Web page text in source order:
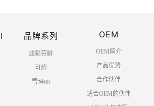
品牌系列
炫彩芬龄
可绮
雪玛丽
OEM
OEM简介
产品优势
合作伙伴
适合OEM的伙伴